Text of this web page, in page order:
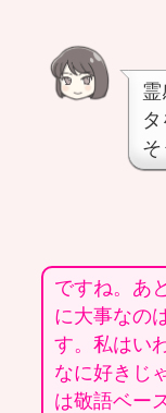
ですね。あ
に大事なの
す。私はい
なに好きじ
は敬語ベー